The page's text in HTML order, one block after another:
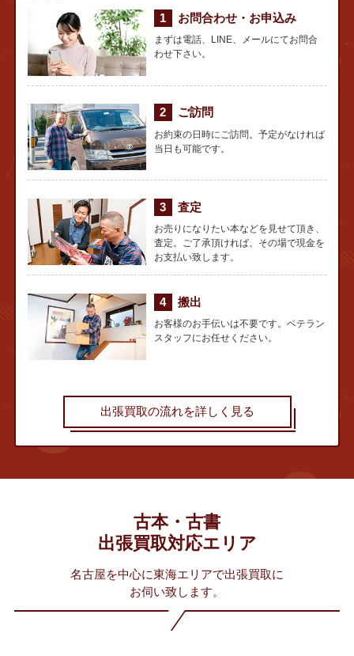
お問合わせ・お申込み
まずは電話、LINE、メールにてお問合
わせ下さい。
ご訪問
お約束の日時にご訪問。予定がなければ
当日も可能です。
査定
お売りになりたい本などを見せて頂き、
査定。ご了承頂ければ、その場で現金を
お支払い致します。
搬出
お客様のお手伝いは不要です。ベテラン
スタッフにお任せください。
出張買取の流れを詳しく見る
古本・古書
出張買取対応エリア
名古屋を中心に東海エリアで出張買取に
お伺い致します。